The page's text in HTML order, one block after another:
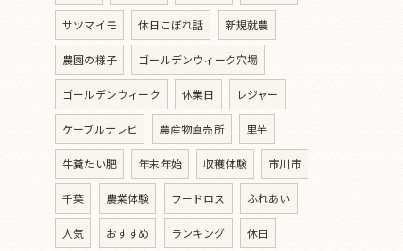
サツマイモ 休日こぼれ話 新規就農
農園の様子 ゴールデンウィーク穴場
ゴールデンウィーク 休業日 レジャー
ケーブルテレビ 農産物直売所 里芋
牛糞たい肥 年末年始 収穫体験 市川市
千葉 農業体験 フードロス ふれあい
人気 おすすめ ランキング 休日